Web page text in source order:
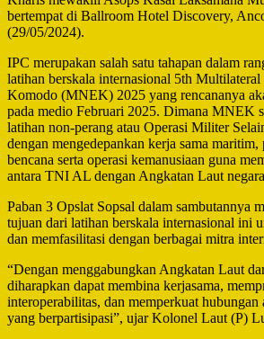
bertempat di Ballroom Hotel Discovery,
(29/05/2024).
IPC merupakan salah satu tahapan dalam
latihan berskala internasional 5th
Komodo (MNEK) 2025 yang rencananya
pada medio Februari 2025. Dimana MNEK
latihan non-perang atau Operasi Militer
dengan mengedepankan kerja sama maritim,
bencana serta operasi kemanusiaan guna
antara TNI AL dengan Angkatan Laut
Paban 3 Opslat Sopsal dalam sambutannya
tujuan dari latihan berskala internasional ini
dan memfasilitasi dengan berbagai mitra
“Dengan menggabungkan Angkatan Laut
diharapkan dapat membina kerjasama,
interoperabilitas, dan memperkuat hubungan
yang berpartisipasi”, ujar Kolonel Laut (P)